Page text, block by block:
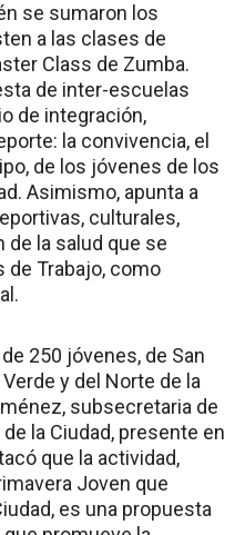
se sumaron los
a las clases de
Class de Zumba.
de inter-escuelas
de integración,
la convivencia, el
de los jóvenes de los
Asimismo, apunta a
culturales,
la salud que se
de Trabajo, como
250 jóvenes, de San
y del Norte de la
subsecretaria de
la Ciudad, presente en
que la actividad,
Joven que
es una propuesta